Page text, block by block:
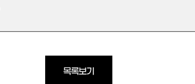
목록보기